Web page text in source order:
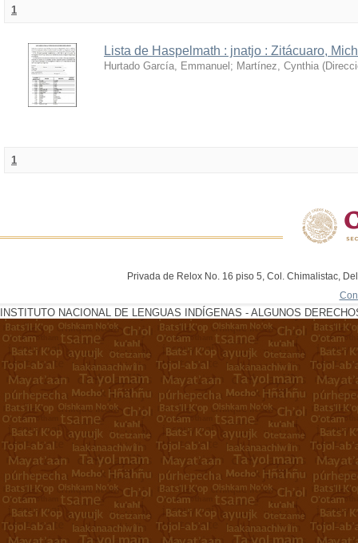
1
Lista de Haspelmath : jnatjo : Zitácuaro,
Hurtado García, Emmanuel ; Martínez, Cynthia (
1
Privada de Relox No. 16 piso 5, Col. Chimalistac,
INSTITUTO NACIONAL DE LENGUAS INDÍGENAS - ALGUNOS